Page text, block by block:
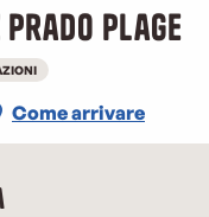
Prado Plage
Come arrivare